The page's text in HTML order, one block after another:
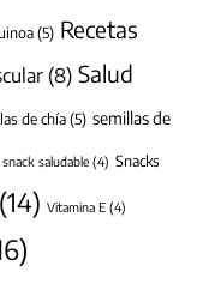
(5) Recetas
(8) Salud
de chía(5) semillas de
snack saludable (4) Snacks
(14) Vitamina E (4)